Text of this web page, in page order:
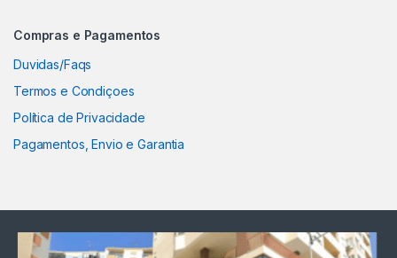
Compras e Pagamentos
Duvidas/Faqs
Termos e Condiçoes
Política de Privacidade
Pagamentos, Envio e Garantia